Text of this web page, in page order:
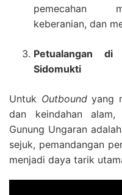
pemecahan
keberanian, dan
Petualangan di
Sidomukti
Untuk Outboundyang
dan keindahan
Gunung Ungaran
sejuk, pemandangan
menjadi daya tarik